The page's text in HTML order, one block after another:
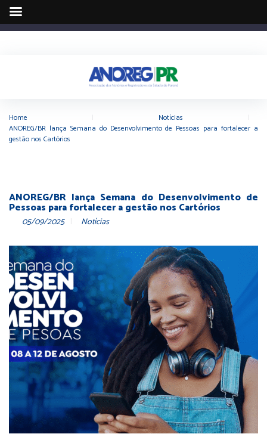
Home Notícias
ANOREG/BR lança Semana do Desenvolvimento de Pessoas para fortalecer a
gestão nos Cartórios
ANOREG/BR lança Semana do Desenvolvimento de
Pessoas para fortalecer a gestão nos Cartórios
05/09/2025 Notícias